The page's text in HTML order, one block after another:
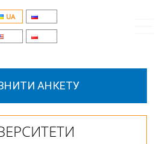
UA
АНКЕТУ